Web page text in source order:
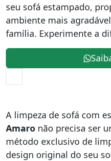
seu sofá estampado,
ambiente mais
família. Experimente a
A limpeza de sofá com
Amaro não precisa ser
método exclusivo de
design original do seu